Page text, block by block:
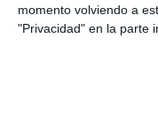
momento volviendo a
"Privacidad" en la parte